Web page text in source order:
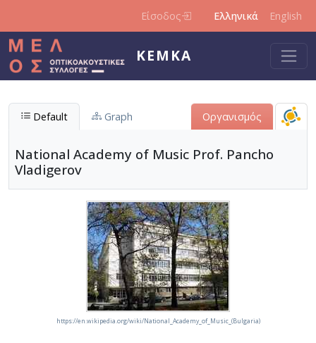
Είσοδος Ελληνικά English
ΚΕΜΚΑ
Default Graph Οργανισμός
National Academy of Music Prof. Pancho
Vladigerov
https://en.wikipedia.org/wiki/National_Academy_of_Music_(Bulgaria)